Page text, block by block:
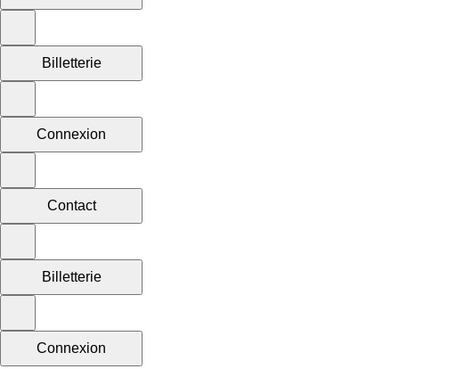
Billetterie
Connexion
Contact
Billetterie
Connexion